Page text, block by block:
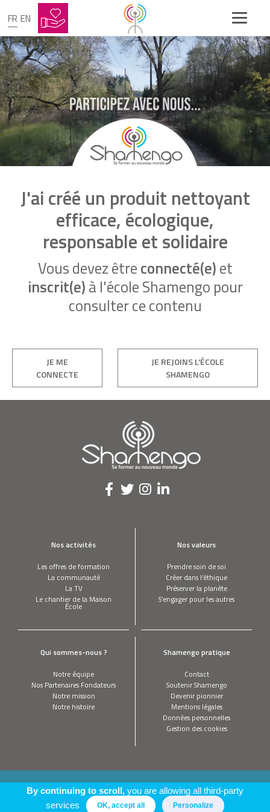
FR EN
J'ai créé un produit nettoyant
efficace, écologique,
responsable et solidaire
Vous devez êtreconnecté(e)et
inscrit(e)à l'école Shamengo pour
consulter ce contenu
JE ME
CONNECTE
JE REJOINS L'ÉCOLE
SHAMENGO
Nos activités
Les offres de formation
La communauté
La TV
Le chantier de la Maison
École
Nos valeurs
Prendre soin de soi
Créer dans l’éthique
Préserver la planète
S’engager pour les autres
Qui sommes-nous ?
Notre équipe
Nos Partenaires Fondateurs
Notre mission
Notre histoire
Shamengo pratique
Contact
Soutenir Shamengo
Devenir pionnier
Mentions légales
Données personnelles
Gestion des cookies
This site is registered onwpml.orgas a development site. Switch to a production
site key to
remove this banner
By continuing to scroll,you are allowing all third-party
services
OK, accept all Personalize